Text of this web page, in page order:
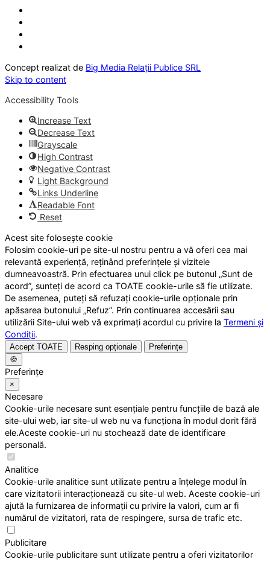
Concept realizat de Big Media Relații Publice SRL
Skip to content
Accessibility Tools
Increase Text
Decrease Text
Grayscale
High Contrast
Negative Contrast
Light Background
Links Underline
Readable Font
Reset
Acest site folosește cookie
Folosim cookie-uri pe site-ul nostru pentru a vă oferi cea mai
relevantă experiență, reținând preferințele și vizitele
dumneavoastră. Prin efectuarea unui click pe butonul „Sunt de
acord”, sunteți de acord ca TOATE cookie-urile să fie utilizate.
De asemenea, puteți să refuzați cookie-urile opționale prin
apăsarea butonului „Refuz”. Prin continuarea accesării sau
utilizării Site-ului web vă exprimați acordul cu privire la Termeni și
Condiții.
Accept TOATE Resping opționale
Preferințe
🍪
Preferințe
×
Necesare
Cookie-urile necesare sunt esențiale pentru funcțiile de bază ale
site-ului web, iar site-ul web nu va funcționa în modul dorit fără
ele.Aceste cookie-uri nu stochează date de identificare
personală.
Analitice
Cookie-urile analitice sunt utilizate pentru a înțelege modul în
care vizitatorii interacționează cu site-ul web. Aceste cookie-uri
ajută la furnizarea de informații cu privire la valori, cum ar fi
numărul de vizitatori, rata de respingere, sursa de trafic etc.
Publicitare
Cookie-urile publicitare sunt utilizate pentru a oferi vizitatorilor